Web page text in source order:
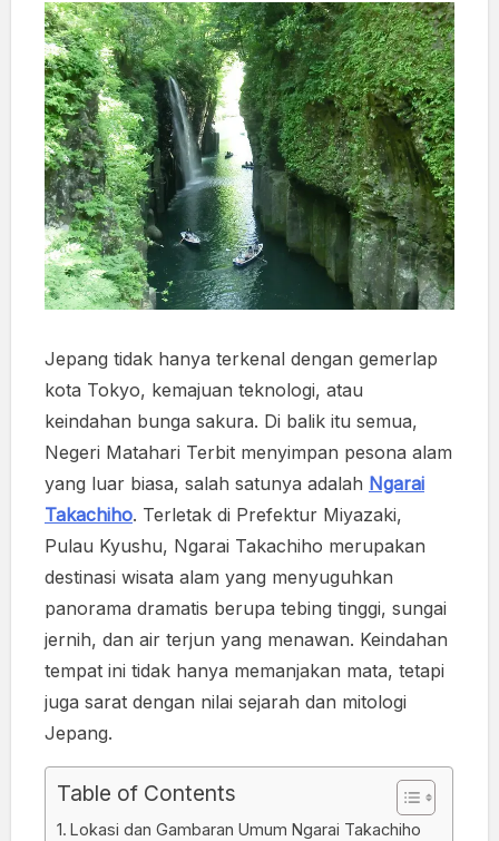
Jepang tidak hanya terkenal dengan gemerlap
kota Tokyo, kemajuan teknologi, atau
keindahan bunga sakura. Di balik itu semua,
Negeri Matahari Terbit menyimpan pesona alam
yang luar biasa, salah satunya adalah Ngarai
Takachiho. Terletak di Prefektur Miyazaki,
Pulau Kyushu, Ngarai Takachiho merupakan
destinasi wisata alam yang menyuguhkan
panorama dramatis berupa tebing tinggi, sungai
jernih, dan air terjun yang menawan. Keindahan
tempat ini tidak hanya memanjakan mata, tetapi
juga sarat dengan nilai sejarah dan mitologi
Jepang.
Table of Contents
Lokasi dan Gambaran Umum Ngarai Takachiho